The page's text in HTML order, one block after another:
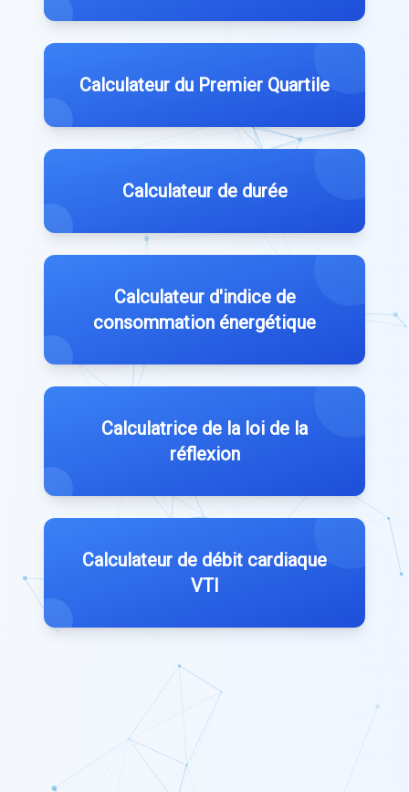
Calculateur du Premier Quartile
Calculateur de durée
Calculateur d'indice de
consommation énergétique
Calculatrice de la loi de la
réflexion
Calculateur de débit cardiaque
VTI